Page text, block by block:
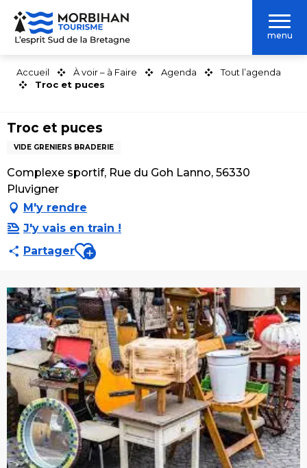
Aller
contenu
menu
Accueil À voir – à Faire Agenda
Tout l’agenda
Troc et puces
Troc et puces
VIDE GRENIERS BRADERIE
Complexe sportif, Rue du Goh Lanno, 56330
Pluvigner
M'y rendre
J'y vais en train !
PartagerAjouter aux favoris